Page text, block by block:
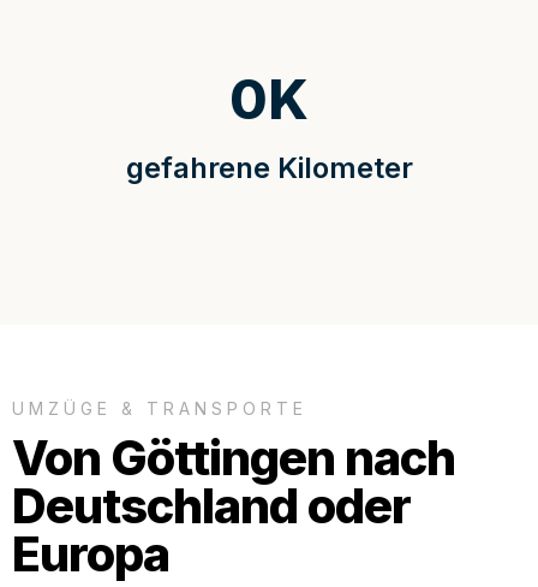
gefahrene Kilometer
0K
UMZÜGE & TRANSPORTE
Von Göttingen nach
Deutschland oder
Europa